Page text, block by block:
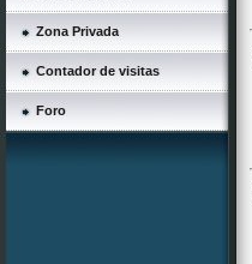
Zona Privada
Contador de visitas
Foro